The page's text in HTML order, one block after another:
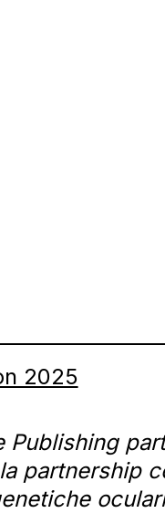
2025
Publishing
partnership